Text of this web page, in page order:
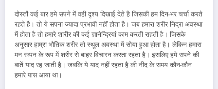
दोस्तों कई बार हमे सपने में वही दृश्य दिखाई देते है जिसकी हम दिन-भर चर्चा करते
रहते है। तो ये सपना ज्यादा प्रभावी नहीं होता है। जब हमारा शरीर निद्रा अवस्था
में होता है तो हमारे शारीर की कई ज्ञानेन्द्रियां काम करती राहती है। जिसके
अनुसार हाम्रा भौतिक शरीर तो स्थूल अवस्था में सोया हुआ होता है। लेकिन हमारा
मन स्व्पन के रूप में शरीर से बाहर विचारन करता रहता है। इसलिए हमे सपने की
बातें याद रह जाती है। जबकि ये याद नहीं रहता है की नींद के समय कौन-कौन
हमारे पास आया था।